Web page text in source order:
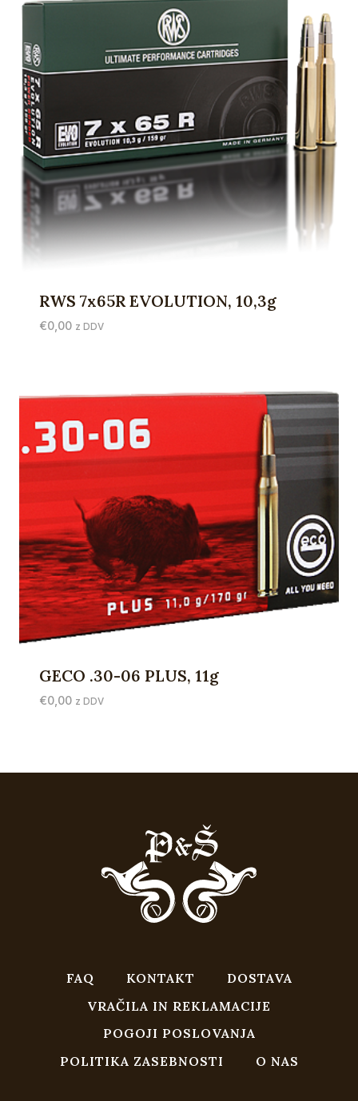
RWS 7x65R EVOLUTION, 10,3g
€0,00 z DDV
GECO .30-06 PLUS, 11g
€0,00 z DDV
FAQ KONTAKT
DOSTAVA
VRAČILA IN REKLAMACIJE
POGOJI POSLOVANJA
POLITIKA ZASEBNOSTI
O NAS